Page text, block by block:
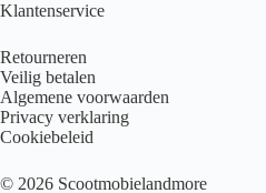
Klantenservice
Retourneren
Veilig betalen
Algemene voorwaarden
Privacy verklaring
Cookiebeleid
© 2026 Scootmobielandmore